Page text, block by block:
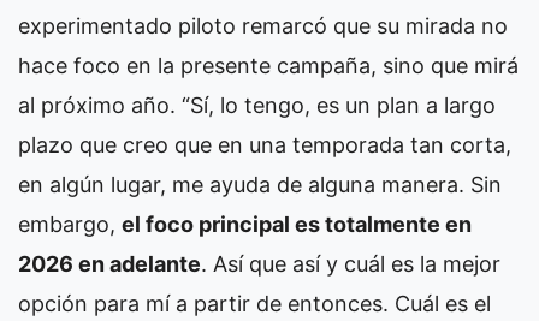
experimentado piloto remarcó que su mirada no
hace foco en la presente campaña, sino que mirá
al próximo año. “Sí, lo tengo, es un plan a largo
plazo que creo que en una temporada tan corta,
en algún lugar, me ayuda de alguna manera. Sin
embargo, el foco principal es totalmente en
2026 en adelante. Así que así y cuál es la mejor
opción para mí a partir de entonces. Cuál es el